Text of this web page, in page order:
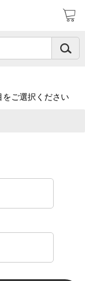
をご選択ください